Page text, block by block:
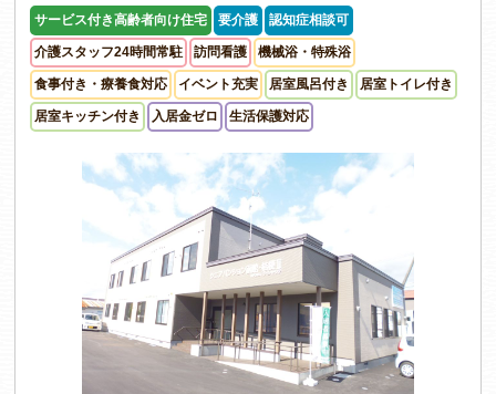
サービス付き高齢者向け住宅 要介護 認知症相談可
介護スタッフ24時間常駐 訪問看護 機械浴・特殊浴
食事付き・療養食対応 イベント充実 居室風呂付き 居室トイレ付き
居室キッチン付き 入居金ゼロ 生活保護対応